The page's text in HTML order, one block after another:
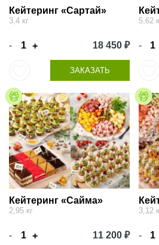
Кейтеринг «Сартай»
3,4 кг
- + 18 450 ₽
ЗАКАЗАТЬ
5,62
-
Кейтеринг «Сайма»
2,95 кг
- + 11 200 ₽
3,12
-